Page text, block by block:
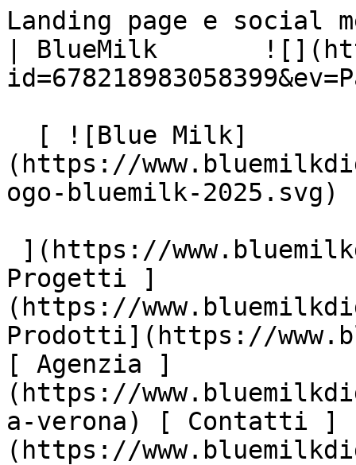
Landing page e social
| BlueMilk
(https://
ogo-bluemilk-2025.svg)
Progetti ]
(https://
Prodotti](https://
[ Agenzia ]
(https://
a-verona) [ Contatti ]
(https://